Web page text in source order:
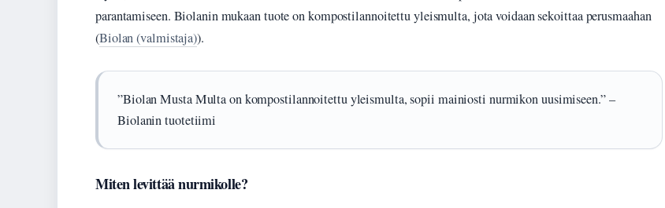
parantamiseen. Biolanin mukaan tuote on kompostilannoitettu yleismulta, jota voidaan sekoittaa perusmaahan
(Biolan (valmistaja)).
”Biolan Musta Multa on kompostilannoitettu yleismulta, sopii mainiosti nurmikon uusimiseen.” –
Biolanin tuotetiimi
Miten levittää nurmikolle?